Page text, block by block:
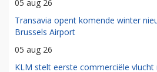
05 aug 26
Transavia opent komende winter
Brussels Airport
05 aug 26
KLM stelt eerste commerciële